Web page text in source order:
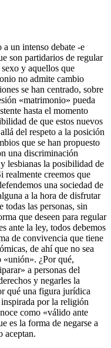
a un intenso debate -e
son partidarios de regular
y aquellos que
no admite cambio
se han centrado, sobre
«matrimonio» pueda
hasta el momento
de que estos nuevos
del respeto a la posición
que se han propuesto
una discriminación
lesbianas la posibilidad de
realmente creemos que
una sociedad de
a la hora de disfrutar
todas las personas, sin
que deseen para regular
ante la ley, todos debemos
de convivencia que tiene
de ahí que no sea
¿Por qué,
a personas del
y negarles la
qué una figura jurídica
por la religión
como «válido ante
es la forma de negarse a
aceptan.